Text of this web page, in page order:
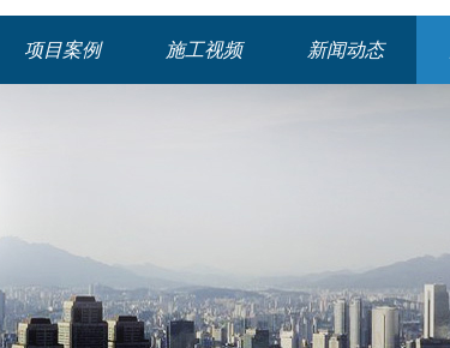
项目案例 施工视频 新闻动态